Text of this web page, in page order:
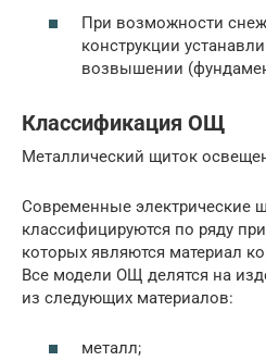
При возможности
конструкции
возвышении
Классификация ОЩ
Металлический щиток
Современные электрические
классифицируются по ряду
которых являются материал
Все модели ОЩ делятся на
из следующих материалов:
металл;